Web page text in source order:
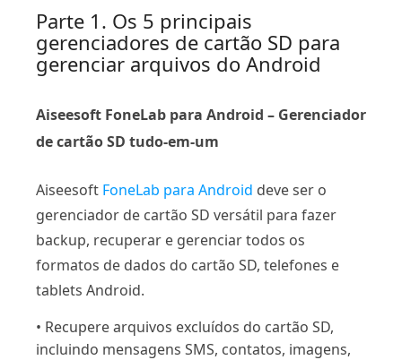
Parte 1. Os 5 principais
gerenciadores de cartão SD para
gerenciar arquivos do Android
Aiseesoft FoneLab para Android – Gerenciador
de cartão SD tudo-em-um
Aiseesoft FoneLab para Android deve ser o
gerenciador de cartão SD versátil para fazer
backup, recuperar e gerenciar todos os
formatos de dados do cartão SD, telefones e
tablets Android.
• Recupere arquivos excluídos do cartão SD,
incluindo mensagens SMS, contatos, imagens,